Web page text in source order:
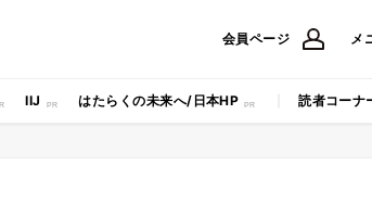
会員ページ メ
IIJ はたらくの未来へ/日本HP 読者コーナ